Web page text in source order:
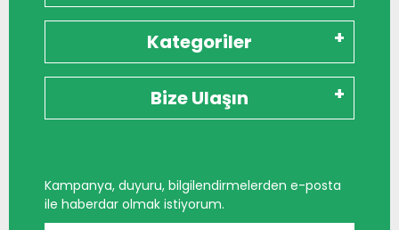
Kategoriler
Bize Ulaşın
Kampanya, duyuru, bilgilendirmelerden e-posta
ile haberdar olmak istiyorum.